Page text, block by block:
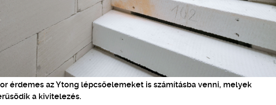
érdemes az Ytong lépcsőelemeket is számításba venni, melyek
a kivitelezés.